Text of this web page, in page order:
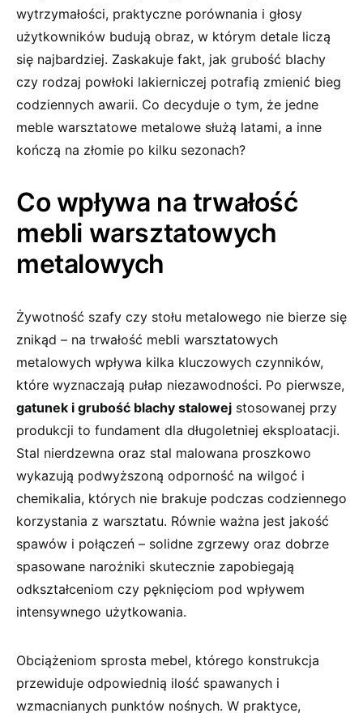
wytrzymałości, praktyczne porównania i głosy
użytkowników budują obraz, w którym detale liczą
się najbardziej. Zaskakuje fakt, jak grubość blachy
czy rodzaj powłoki lakierniczej potrafią zmienić bieg
codziennych awarii. Co decyduje o tym, że jedne
meble warsztatowe metalowe służą latami, a inne
kończą na złomie po kilku sezonach?
Co wpływa na trwałość
mebli warsztatowych
metalowych
Żywotność szafy czy stołu metalowego nie bierze się
znikąd – na trwałość mebli warsztatowych
metalowych wpływa kilka kluczowych czynników,
które wyznaczają pułap niezawodności. Po pierwsze,
gatunek i grubość blachy stalowej stosowanej przy
produkcji to fundament dla długoletniej eksploatacji.
Stal nierdzewna oraz stal malowana proszkowo
wykazują podwyższoną odporność na wilgoć i
chemikalia, których nie brakuje podczas codziennego
korzystania z warsztatu. Równie ważna jest jakość
spawów i połączeń – solidne zgrzewy oraz dobrze
spasowane narożniki skutecznie zapobiegają
odkształceniom czy pęknięciom pod wpływem
intensywnego użytkowania.
Obciążeniom sprosta mebel, którego konstrukcja
przewiduje odpowiednią ilość spawanych i
wzmacnianych punktów nośnych. W praktyce,